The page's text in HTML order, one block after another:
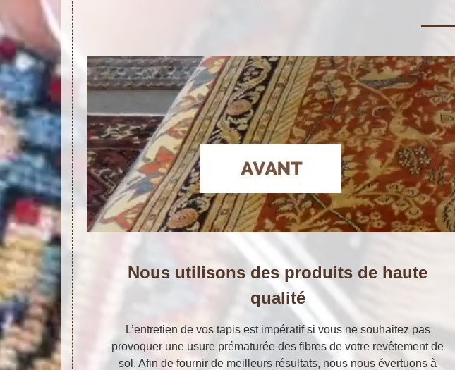
Nous utilisons des produits de haute
qualité
L’entretien de vos tapis est impératif si vous ne souhaitez pas
provoquer une usure prématurée des fibres de votre revêtement de
sol. Afin de fournir de meilleurs résultats, nous nous évertuons à